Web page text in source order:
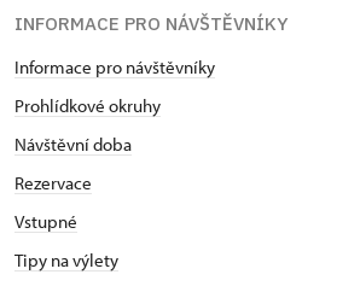
INFORMACE PRO NÁVŠTĚVNÍKY
Informace pro návštěvníky
Prohlídkové okruhy
Návštěvní doba
Rezervace
Vstupné
Tipy na výlety